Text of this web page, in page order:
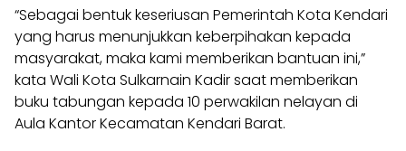
“Sebagai bentuk keseriusan Pemerintah Kota Kendari
yang harus menunjukkan keberpihakan kepada
masyarakat, maka kami memberikan bantuan ini,”
kata Wali Kota Sulkarnain Kadir saat memberikan
buku tabungan kepada 10 perwakilan nelayan di
Aula Kantor Kecamatan Kendari Barat.